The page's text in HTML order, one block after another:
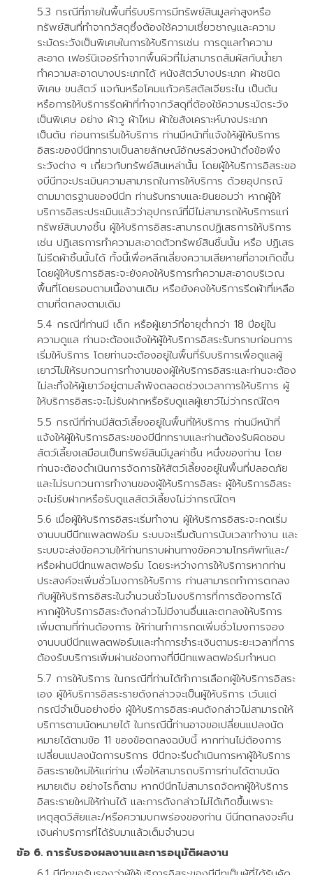
กรณีที่ภายในพื้นที่รับบริการมีทรัพย์สินมูลค่าสูงหรือ
ทรัพย์สินที่ทำจากวัสดุซึ่งต้องใช้ความเชี่ยวชาญและความ
ระมัดระวังเป็นพิเศษในการให้บริการเช่น การดูแลทำความ
สะอาด เฟอร์นิเจอร์ทำจากพื้นผิวที่ไม่สามารถสัมผัสกับน้ำยา
ทำความสะอาดบางประเภทได้ หนังสัตว์บางประเภท ผ้าชนิด
พิเศษ ขนสัตว์ แจกันหรือโคมแก้วคริสตัลเจียระไน เป็นต้น
หรือการให้บริการรีดผ้าที่ทำจากวัสดุที่ต้องใช้ความระมัดระวัง
เป็นพิเศษ อย่าง ผ้าวู ผ้าไหม ผ้าใยสังเคราะห์บางประเภท
เป็นต้น ก่อนการเริ่มให้บริการ ท่านมีหน้าที่แจ้งให้ผู้ให้บริการ
อิสระของบีนีททราบเป็นลายลักษณ์อักษรล่วงหน้าถึงข้อพึง
ระวังต่าง ๆ เกี่ยวกับทรัพย์สินเหล่านั้น โดยผู้ให้บริการอิสระขอ
งบีนีทจะประเมินความสามารถในการให้บริการ ด้วยอุปกรณ์
ตามมาตรฐานของบีนีท ท่านรับทราบและยินยอมว่า หากผู้ให้
บริการอิสระประเมินแล้วว่าอุปกรณ์ที่มีไม่สามารถให้บริการแก่
ทรัพย์สินบางชิ้น ผู้ให้บริการอิสระสามารถปฏิเสธการให้บริการ
เช่น ปฎิเสธการทำความสะอาดตัวทรัพย์สินชิ้นนั้น หรือ ปฏิเสธ
ไม่รีดผ้าชิ้นนั้นได้ ทั้งนี้เพื่อหลีกเลี่ยงความเสียหายที่อาจเกิดขึ้น
โดยผู้ให้บริการอิสระจะยังคงให้บริการทำความสะอาดบริเวณ
พื้นที่โดยรอบตามเนื้องานเดิม หรือยังคงให้บริการรีดผ้าที่เหลือ
ตามที่ตกลงตามเดิม
กรณีที่ท่านมี เด็ก หรือผู้เยาว์ที่อายุต่ำกว่า 18 ปีอยู่ใน
ความดูแล ท่านจะต้องแจ้งให้ผู้ให้บริการอิสระรับทราบก่อนการ
เริ่มให้บริการ โดยท่านจะต้องอยู่ในพื้นที่รับบริการเพื่อดูแลผู้
เยาว์ไม่ให้รบกวนการทำงานของผู้ให้บริการอิสระและท่านจะต้อง
ไม่ละทิ้งให้ผู้เยาว์อยู่ตามลำพังตลอดช่วงเวลาการให้บริการ ผู้
ให้บริการอิสระจะไม่รับฝากหรือรับดูแลผู้เยาว์ไม่ว่ากรณีใดๆ
กรณีที่ท่านมีสัตว์เลี้ยงอยู่ในพื้นที่ให้บริการ ท่านมีหน้าที่
แจ้งให้ผู้ให้บริการอิสระของบีนีททราบและท่านต้องรับผิดชอบ
สัตว์เลี้ยงเสมือนเป็นทรัพย์สินมีมูลค่าชิ้น หนึ่งของท่าน โดย
ท่านจะต้องดำเนินการจัดการให้สัตว์เลี้ยงอยู่ในพื้นที่ปลอดภัย
และไม่รบกวนการทำงานของผู้ให้บริการอิสระ ผู้ให้บริการอิสระ
จะไม่รับฝากหรือรับดูแลสัตว์เลี้ยงไม่ว่ากรณีใดๆ
เมื่อผู้ให้บริการอิสระเริ่มทำงาน ผู้ให้บริการอิสระจะกดเริ่ม
งานบนบีนีทแพลตฟอร์ม ระบบจะเริ่มต้นการนับเวลาทำงาน และ
ระบบจะส่งข้อความให้ท่านทราบผ่านทางข้อความโทรศัพท์และ/
หรือผ่านบีนีทแพลตฟอร์ม โดยระหว่างการให้บริการหากท่าน
ประสงค์จะเพิ่มชั่วโมงการให้บริการ ท่านสามารถทำการตกลง
กับผู้ให้บริการอิสระในจำนวนชั่วโมงบริการที่การต้องการได้
หากผู้ให้บริการอิสระดังกล่าวไม่มีงานอื่นและตกลงให้บริการ
เพิ่มตามที่ท่านต้องการ ให้ท่านทำการกดเพิ่มชั่วโมงการจอง
งานบนบีนีทแพลตฟอร์มและทำการชำระเงินตามระยะเวลาที่การ
ต้องรับบริการเพิ่มผ่านช่องทางที่บีนีทแพลตฟอร์มกำหนด
การให้บริการ ในกรณีที่ท่านได้ทำการเลือกผู้ให้บริการอิสระ
เอง ผู้ให้บริการอิสระรายดังกล่าวจะเป็นผู้ให้บริการ เว้นแต่
กรณีจำเป็นอย่างยิ่ง ผู้ให้บริการอิสระคนดังกล่าวไม่สามารถให้
บริการตามนัดหมายได้ ในกรณีนี้ท่านอาจขอเปลี่ยนแปลงนัด
หมายได้ตามข้อ 11 ของข้อตกลงฉบับนี้ หากท่านไม่ต้องการ
เปลี่ยนแปลงนัดการบริการ บีนีทจะรีบดำเนินการหาผู้ให้บริการ
อิสระรายใหม่ให้แก่ท่าน เพื่อให้สามารถบริการท่านได้ตามนัด
หมายเดิม อย่างไรก็ตาม หากบีนีทไม่สามารถจัดหาผู้ให้บริการ
อิสระรายใหม่ให้ท่านได้ และการดังกล่าวไม่ได้เกิดขึ้นเพราะ
เหตุสุดวิสัยและ/หรือความบกพร่องของท่าน บีนีทตกลงจะคืน
เงินค่าบริการที่ได้รับมาแล้วเต็มจำนวน
การรับรองผลงานและการอนุมัติผลงาน